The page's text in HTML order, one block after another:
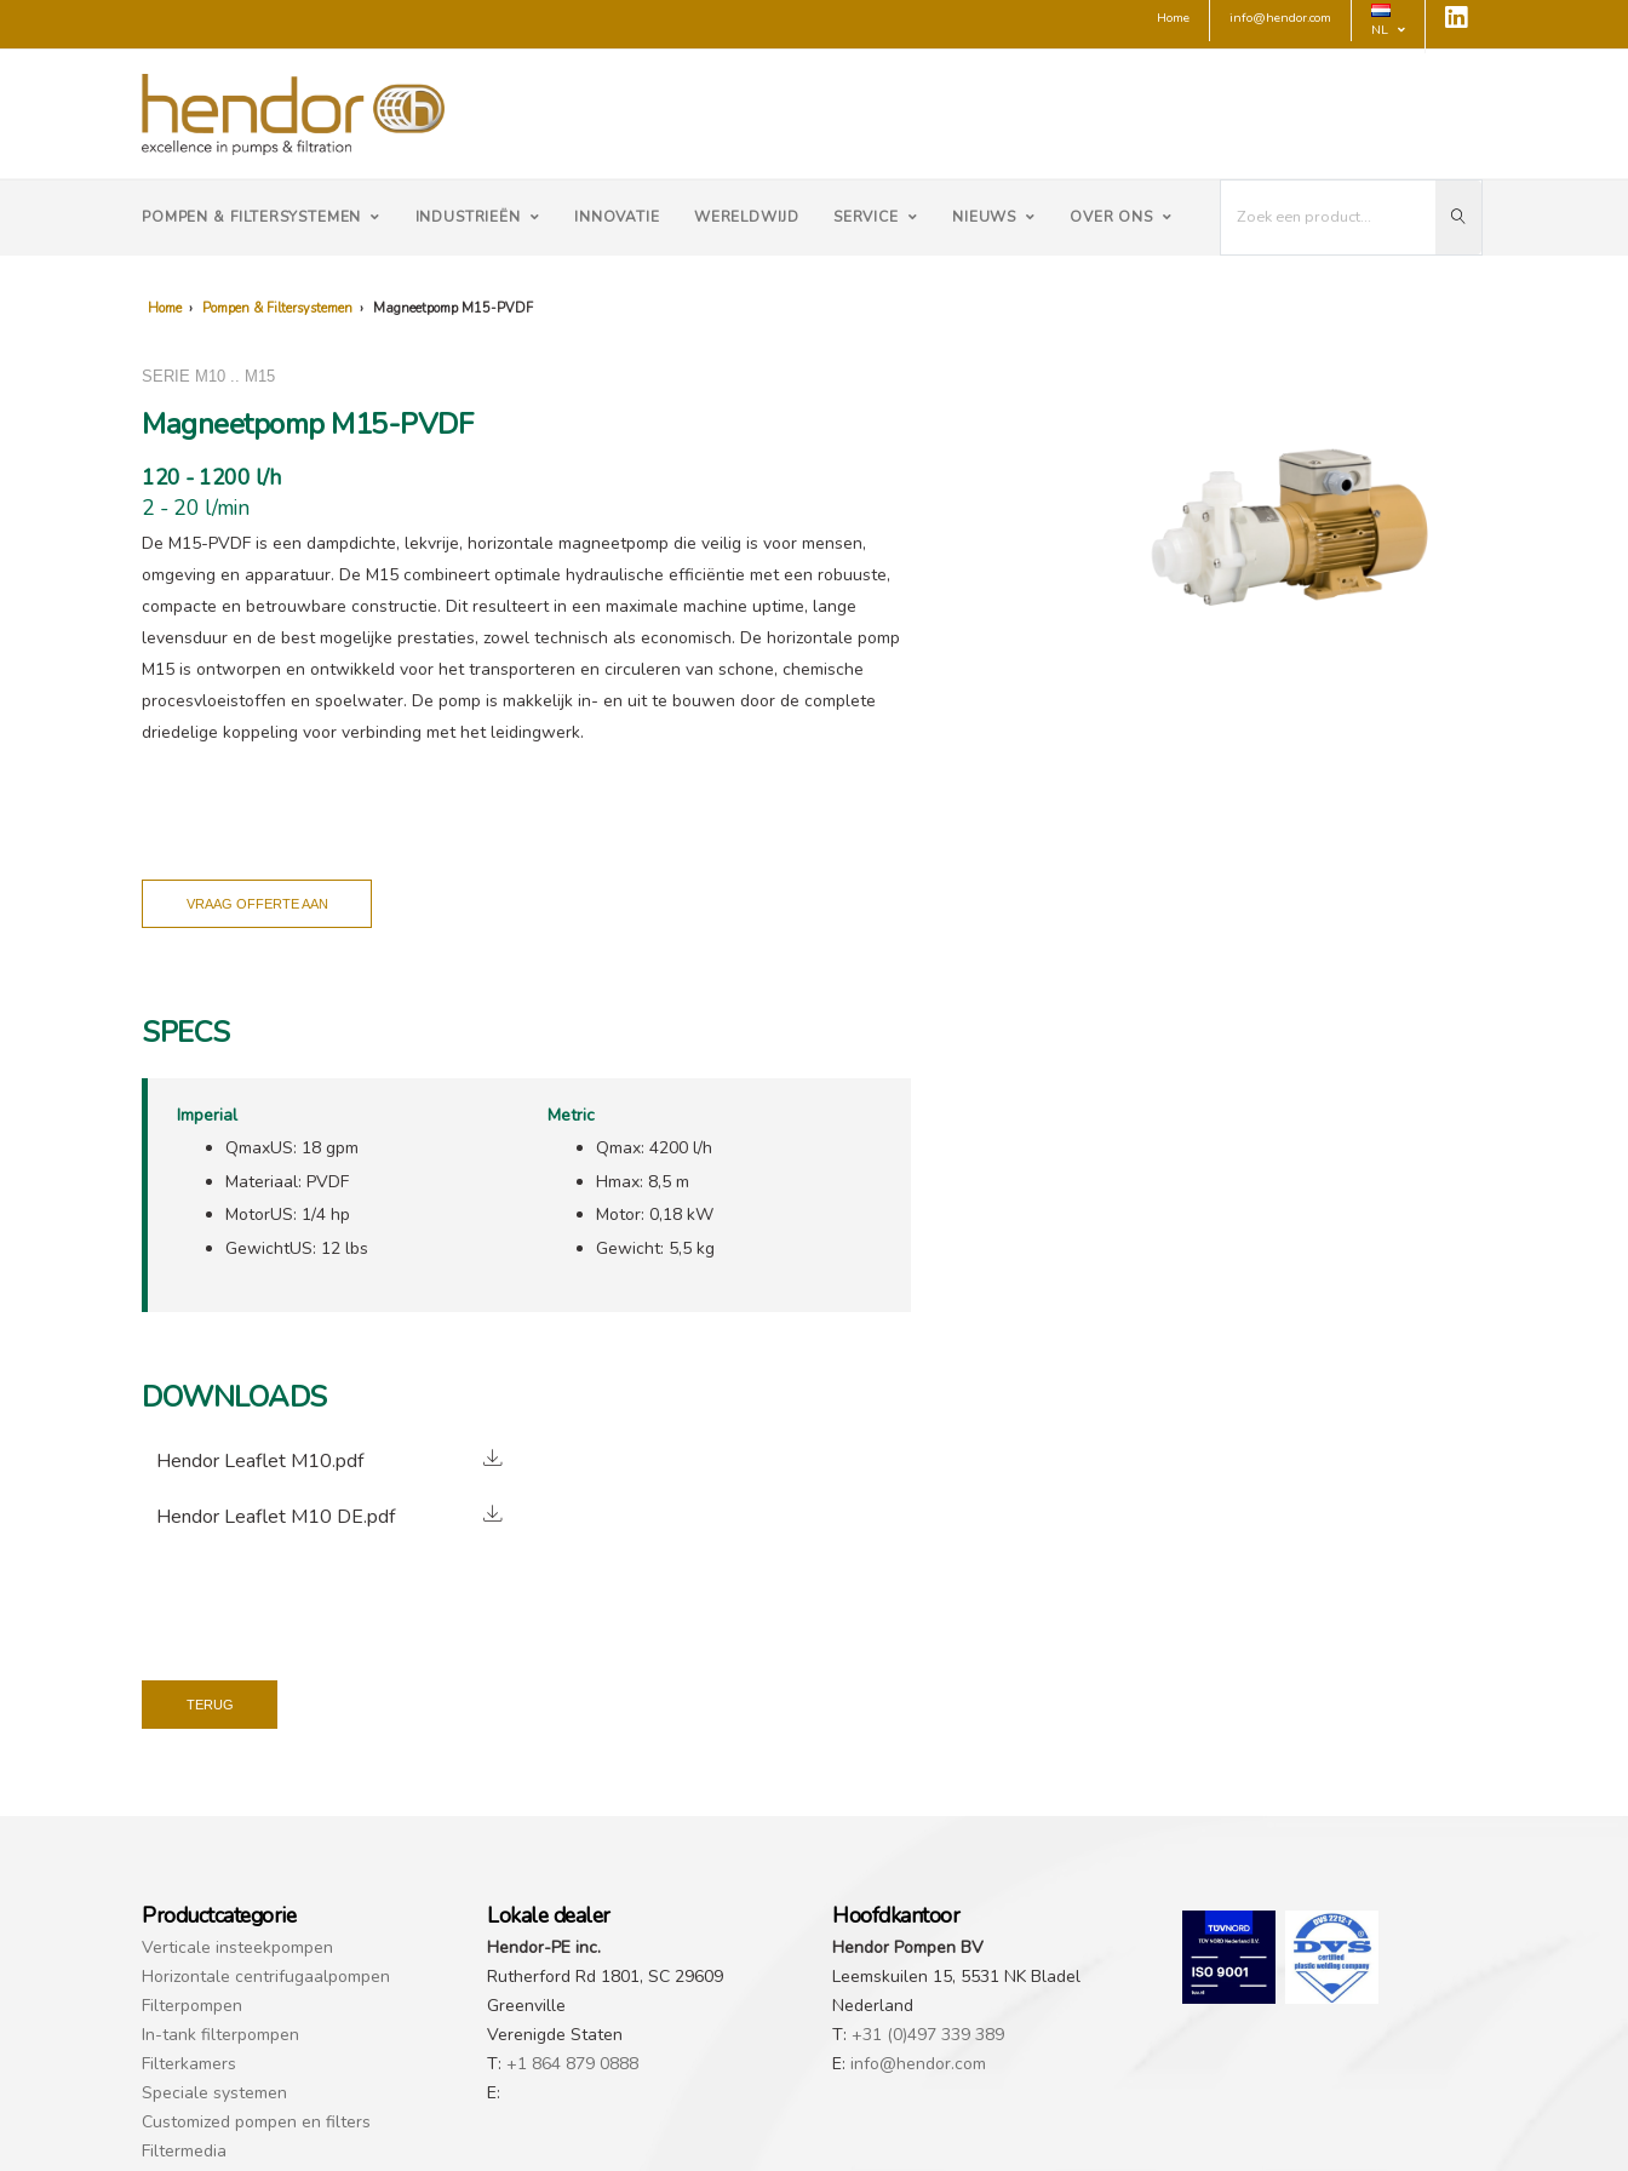
Home info@hendor.com
NL
POMPEN & FILTERSYSTEMEN INDUSTRIEËN INNOVATIE WERELDWIJD SERVICE NIEUWS OVER ONS
Home › Pompen & Filtersystemen › Magneetpomp M15-PVDF
SERIE M10 .. M15
Magneetpomp M15-PVDF
120 - 1200 l/h
2 - 20 l/min
De M15-PVDF is een dampdichte, lekvrije, horizontale magneetpomp die veilig is voor mensen,
omgeving en apparatuur. De M15 combineert optimale hydraulische efficiëntie met een robuuste,
compacte en betrouwbare constructie. Dit resulteert in een maximale machine uptime, lange
levensduur en de best mogelijke prestaties, zowel technisch als economisch. De horizontale pomp
M15 is ontworpen en ontwikkeld voor het transporteren en circuleren van schone, chemische
procesvloeistoffen en spoelwater. De pomp is makkelijk in- en uit te bouwen door de complete
driedelige koppeling voor verbinding met het leidingwerk.
VRAAG OFFERTE AAN
SPECS
Metric
Qmax: 4200 l/h
Hmax: 8,5 m
Motor: 0,18 kW
Gewicht: 5,5 kg
Imperial
QmaxUS: 18 gpm
Materiaal: PVDF
MotorUS: 1/4 hp
GewichtUS: 12 lbs
DOWNLOADS
Hendor Leaflet M10.pdf
Hendor Leaflet M10 DE.pdf
TERUG
Productcategorie
Verticale insteekpompen
Horizontale centrifugaalpompen
Filterpompen
In-tank filterpompen
Filterkamers
Speciale systemen
Customized pompen en filters
Filtermedia
Lokale dealer
Hendor-PE inc.
Rutherford Rd 1801, SC 29609
Greenville
Verenigde Staten
T: +1 864 879 0888
E:
Hoofdkantoor
Hendor Pompen BV
Leemskuilen 15, 5531 NK Bladel
Nederland
T: +31 (0)497 339 389
E: info@hendor.com